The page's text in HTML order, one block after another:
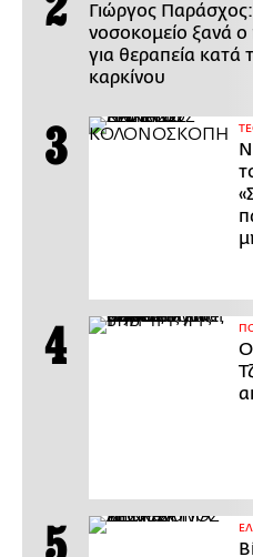
Γιώργος
νοσοκομείο ξανά ο
για θεραπεία κατά
καρκίνου
Ο